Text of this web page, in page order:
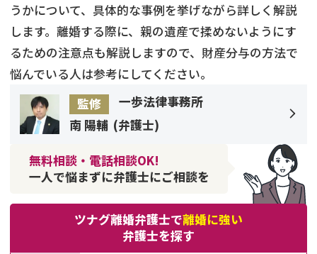
うかについて、具体的な事例を挙げながら詳しく解説
します。離婚する際に、親の遺産で揉めないようにす
るための注意点も解説しますので、財産分与の方法で
悩んでいる人は参考にしてください。
監修
一歩法律事務所
南 陽輔 (弁護士)
無料相談・電話相談OK!
一人で悩まずに弁護士にご相談を
ツナグ離婚弁護士で離婚に強い
弁護士を探す